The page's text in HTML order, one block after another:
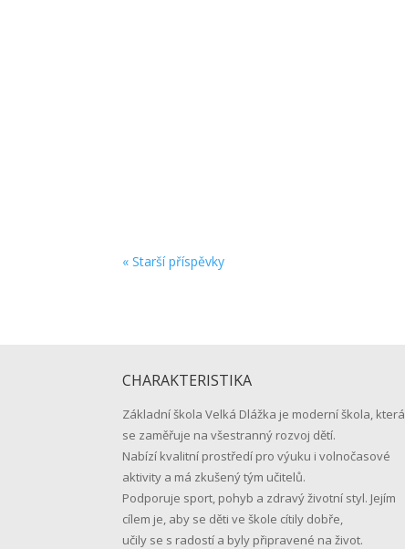
« Starší příspěvky
CHARAKTERISTIKA
Základní škola Velká Dlážka je moderní škola, která
se zaměřuje na všestranný rozvoj dětí.
Nabízí kvalitní prostředí pro výuku i volnočasové
aktivity a má zkušený tým učitelů.
Podporuje sport, pohyb a zdravý životní styl. Jejím
cílem je, aby se děti ve škole cítily dobře,
učily se s radostí a byly připravené na život.